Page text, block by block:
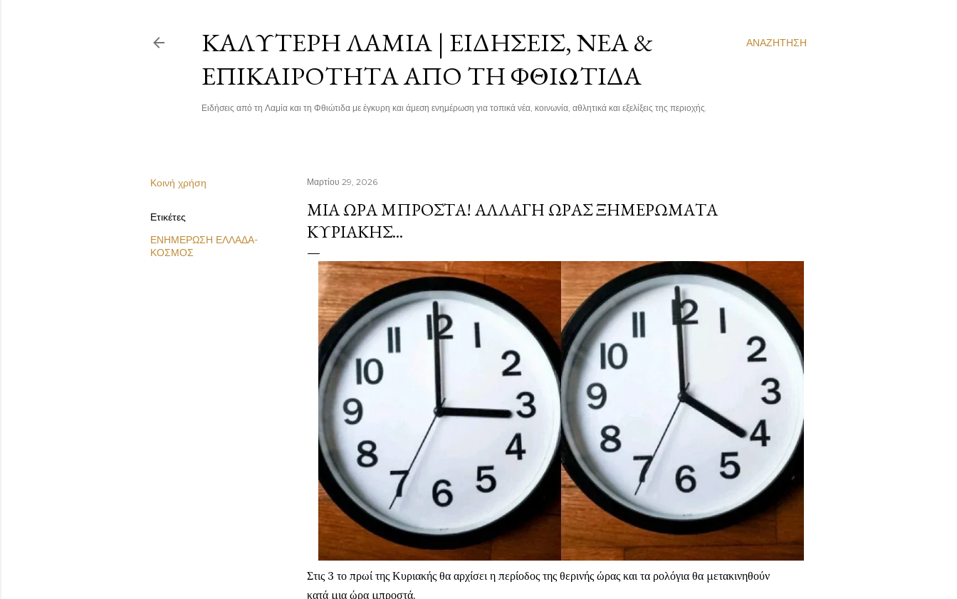
ΑΝΑΖΉΤΗΣΗ
ΚΑΛΎΤΕΡΗ ΛΑΜΊΑ | ΕΙΔΉΣΕΙΣ, ΝΈΑ &
ΕΠΙΚΑΙΡΌΤΗΤΑ ΑΠΌ ΤΗ ΦΘΙΏΤΙΔΑ
Ειδήσεις από τη Λαμία και τη Φθιώτιδα με έγκυρη και άμεση ενημέρωση για τοπικά νέα, κοινωνία, αθλητικά και εξελίξεις της περιοχής.
Κοινή χρήση
Ετικέτες
ΕΝΗΜΕΡΩΣΗ ΕΛΛΑΔΑ-
ΚΟΣΜΟΣ
Μαρτίου 29, 2026
ΜΊΑ ΏΡΑ ΜΠΡΟΣΤΆ! ΑΛΛΑΓΉ ΏΡΑΣ ΞΗΜΕΡΏΜΑΤΑ
ΚΥΡΙΑΚΉΣ...
Στις 3 το πρωί της Κυριακής θα αρχίσει η περίοδος της θερινής ώρας και τα ρολόγια θα μετακινηθούν
κατά μια ώρα μπροστά.